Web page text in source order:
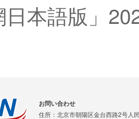
日本語版」
お問い合わせ
住所：北京市朝陽区金台西路2号人